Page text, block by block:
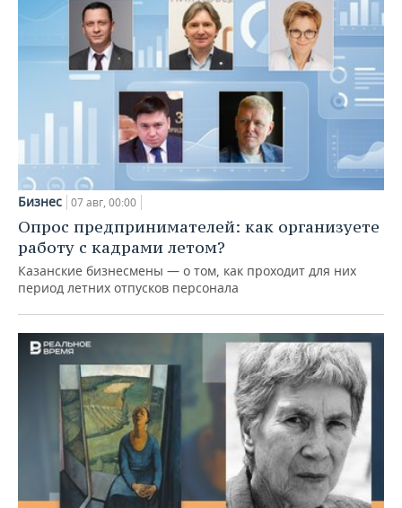
Бизнес 07 авг, 00:00
Опрос предпринимателей: как организуете
работу с кадрами летом?
Казанские бизнесмены — о том, как проходит для них
период летних отпусков персонала